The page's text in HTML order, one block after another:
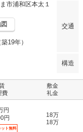
市浦和区本太１
交通
19年）
構造
費
敷金
礼金
円
円
ット無料
18万
18万